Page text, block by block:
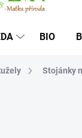
BIO
Stojánky